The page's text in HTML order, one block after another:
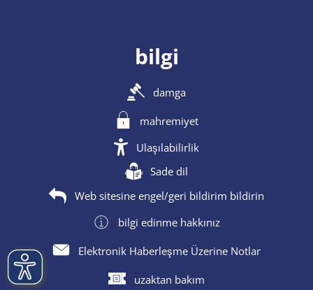
bilgi
damga
mahremiyet
Ulaşılabilirlik
Sade dil
Web sitesine engel/geri bildirim bildirin
bilgi edinme hakkınız
Elektronik Haberleşme Üzerine Notlar
uzaktan bakım